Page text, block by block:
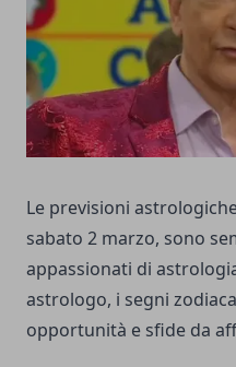
Le previsioni
sabato 2 marzo, sono
appassionati di
astrologo, i segni
opportunità e sfide da